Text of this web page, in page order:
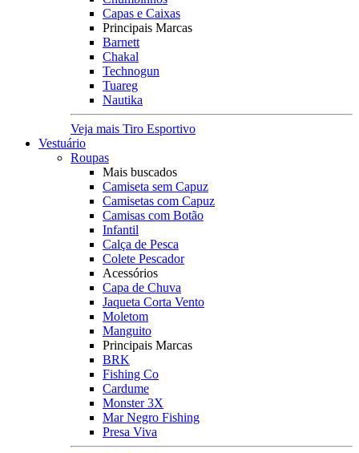
Capas e Caixas
Principais Marcas
Barnett
Chakal
Technogun
Tuareg
Nautika
Veja mais Tiro Esportivo
Vestuário
Roupas
Mais buscados
Camiseta sem Capuz
Camisetas com Capuz
Camisas com Botão
Infantil
Calça de Pesca
Colete Pescador
Acessórios
Capa de Chuva
Jaqueta Corta Vento
Moletom
Manguito
Principais Marcas
BRK
Fishing Co
Cardume
Monster 3X
Mar Negro Fishing
Presa Viva